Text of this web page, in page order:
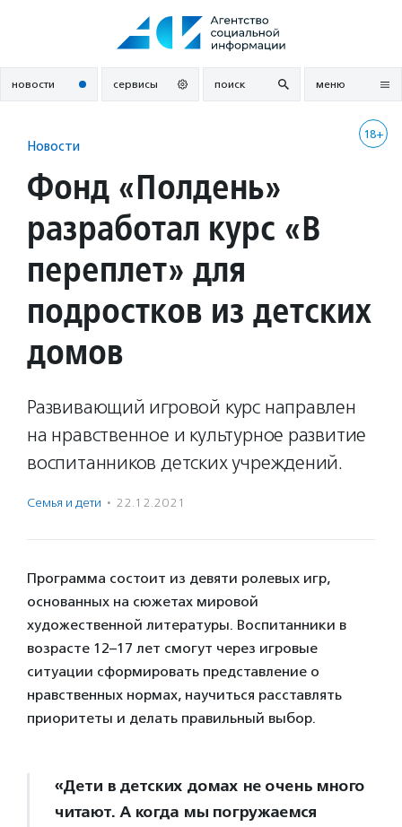
новости сервисы поиск меню
18+
Новости
Фонд «Полдень»
разработал курс «В
переплет» для
подростков из детских
домов
Развивающий игровой курс направлен
на нравственное и культурное развитие
воспитанников детских учреждений.
Семья и дети · 22.12.2021
Программа состоит из девяти ролевых игр,
основанных на сюжетах мировой
художественной литературы. Воспитанники в
возрасте 12–17 лет смогут через игровые
ситуации сформировать представление о
нравственных нормах, научиться расставлять
приоритеты и делать правильный выбор.
«Дети в детских домах не очень много
читают. А когда мы погружаемся